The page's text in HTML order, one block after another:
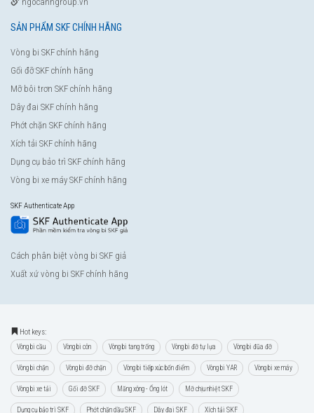
SẢN PHẨM SKF CHÍNH HÃNG
Vòng bi SKF chính hãng
Gối đỡ SKF chính hãng
Mỡ bôi trơn SKF chính hãng
Dây đai SKF chính hãng
Phớt chặn SKF chính hãng
Xích tải SKF chính hãng
Dụng cụ bảo trì SKF chính hãng
Vòng bi xe máy SKF chính hãng
SKF Authenticate App
Cách phân biệt vòng bi SKF giả
Xuất xứ vòng bi SKF chính hãng
Hot keys:
Vòng bi cầu Vòng bi côn Vòng bi tang trống Vòng bi đỡ tự lựa Vòng bi đũa đỡ
Vòng bi chặn Vòng bi đỡ chặn Vòng bi tiếp xúc bốn điểm Vòng bi YAR Vòng bi xe máy
Vòng bi xe tải Gối đỡ SKF Măng xông - Ống lót Mỡ chịu nhiệt SKF
Dụng cụ bảo trì SKF Phớt chặn dầu SKF Dây đai SKF Xích tải SKF